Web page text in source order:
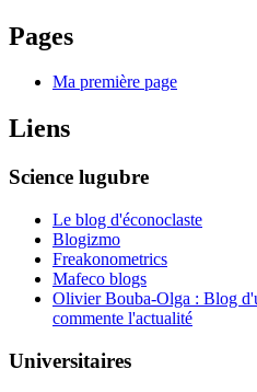
Pages
Ma première page
Liens
Science lugubre
Le blog d'éconoclaste
Blogizmo
Freakonometrics
Mafeco blogs
Olivier Bouba-Olga : Blog
commente l'actualité
Universitaires